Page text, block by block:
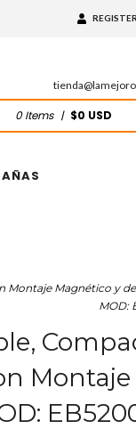
REGISTER
0Items | $0 USD
Montaje Magnético y
MOD:
Montaje